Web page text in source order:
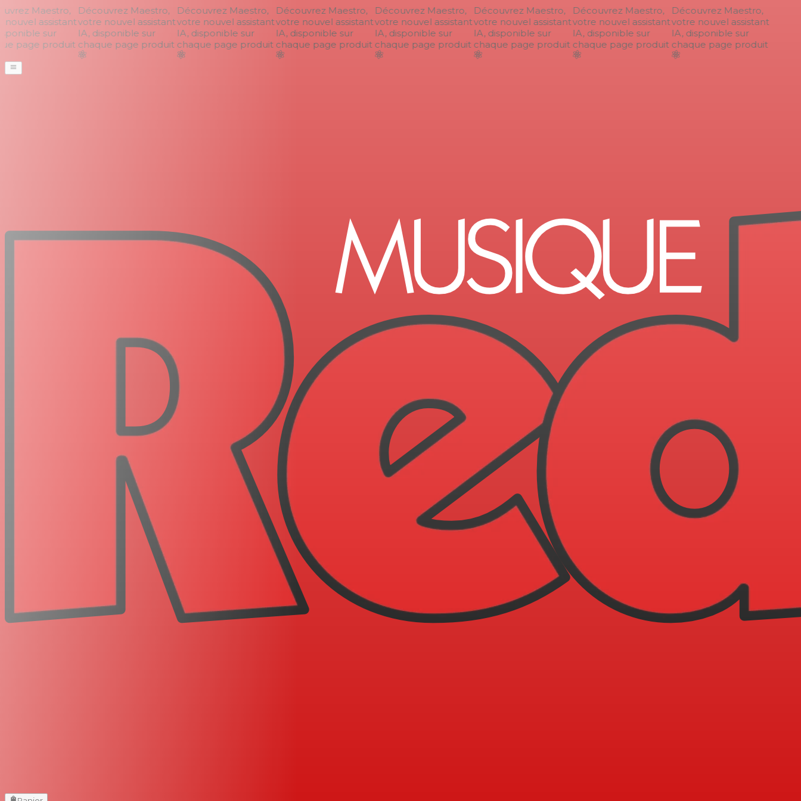
Maestro,
assistant
sur
page produit
Découvrez Maestro,
votre nouvel assistant
IA, disponible sur
chaque page produit
Découvrez Maestro,
votre nouvel assistant
IA, disponible sur
chaque page produit
Découvrez Maestro,
votre nouvel assistant
IA, disponible sur
chaque page produit
Découvrez Maestro,
votre nouvel assistant
IA, disponible sur
chaque page produit
Découvrez Maestro,
votre nouvel assistant
IA, disponible sur
chaque page produit
Découvrez Maestro,
votre nouvel assistant
IA, disponible sur
chaque page produit
Découvrez Maestro,
votre nouvel assistant
IA, disponible sur
chaque page produit